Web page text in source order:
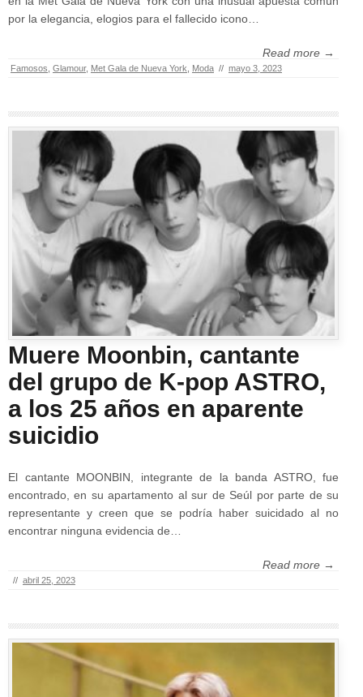
por la elegancia, elogios para el fallecido icono…
Read more →
Famosos Glamour, Met Gala de Nueva York Moda // mayo 3, 2023
Muere Moonbin, cantante
del grupo de K-pop ASTRO,
a los 25 años en aparente
suicidio
El cantante MOONBIN, integrante de la banda ASTRO, fue
encontrado, en su apartamento al sur de Seúl por parte de su
representante y creen que se podría haber suicidado al no
encontrar ninguna evidencia de…
Read more →
// abril 25, 2023